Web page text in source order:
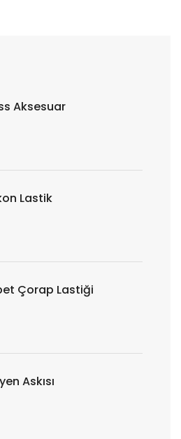
Aksesuar
Lastik
Çorap Lastiği
Askısı